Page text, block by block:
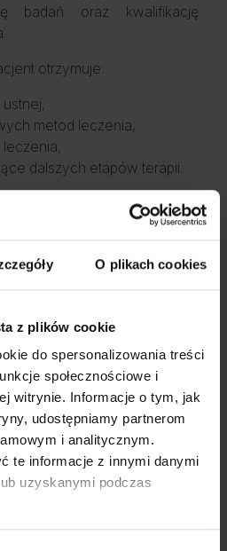
O plikach cookies
z plików cookie
do spersonalizowania treści
społecznościowe i
witrynie. Informacje o tym, jak
udostępniamy partnerom
i analitycznym.
te informacje z innymi danymi
uzyskanymi podczas
badań oraz kwalifikację
otrzymuje:
metod leczenia,
dalszych etapów terapii.
przed przystąpieniem do
diagnostykę medyczną,
o możliwości wykonania
do zabiegu Malo Clinic
ul. Domaniewska 37,
Malo Clinic w
kontakt